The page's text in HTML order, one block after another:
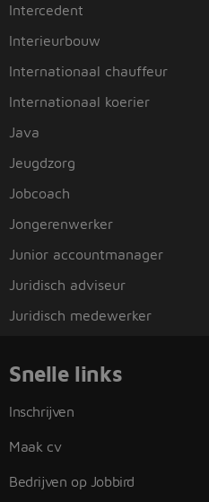
Intercedent
Interieurbouw
Internationaal chauffeur
Internationaal koerier
Java
Jeugdzorg
Jobcoach
Jongerenwerker
Junior accountmanager
Juridisch adviseur
Juridisch medewerker
Snelle links
Inschrijven
Maak cv
Bedrijven op Jobbird